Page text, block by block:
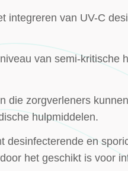
integreren van UV-C
van semi-kritische
die zorgverleners
hulpmiddelen.
desinfecterende en
het geschikt is voor